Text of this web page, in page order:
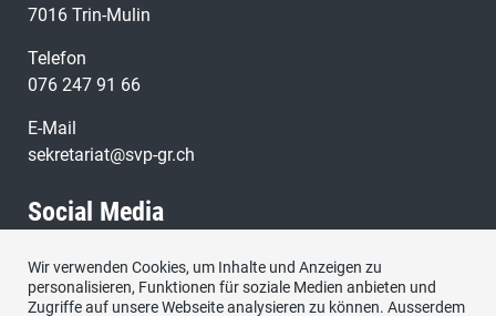
7016 Trin-Mulin
Telefon
076 247 91 66
E-Mail
sekretariat@svp-gr.ch
Social Media
Besuchen Sie uns bei:
Wir verwenden Cookies, um Inhalte und Anzeigen zu
personalisieren, Funktionen für soziale Medien anbieten und
Zugriffe auf unsere Webseite analysieren zu können. Ausserdem